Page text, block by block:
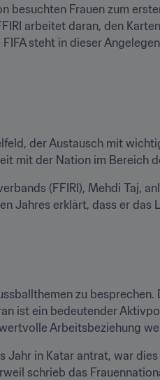
besuchten Frauen zum
arbeitet daran, den
steht in dieser
der Austausch mit
mit der Nation im Bereich
(FFIRI), Mehdi Taj,
Jahres erklärt, dass er das
zu besprechen.
ist ein bedeutender
Arbeitsbeziehung
Jahr in Katar antrat, war
schrieb das